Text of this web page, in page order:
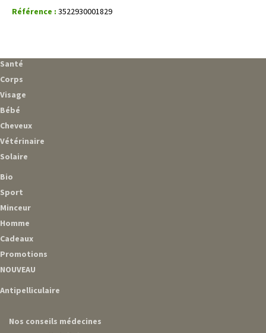
Référence : 3522930001829
Santé
Corps
Visage
Bébé
Cheveux
Vétérinaire
Solaire
Bio
Sport
Minceur
Homme
Cadeaux
Promotions
NOUVEAU
Antipelliculaire
Nos conseils médecines